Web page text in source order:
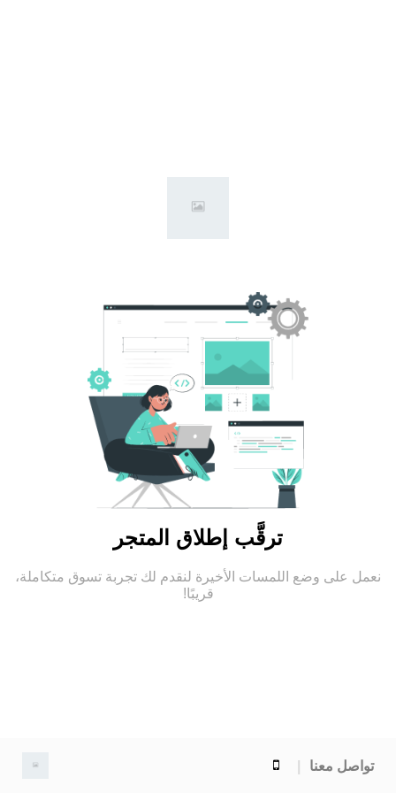
ترقَّب إطلاق المتجر
نعمل على وضع اللمسات الأخيرة لنقدم لك تجربة تسوق متكاملة،
قريبًا!
تواصل معنا